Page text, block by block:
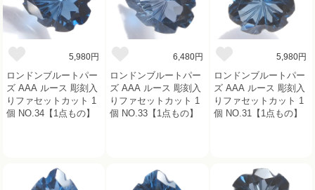
5,980円
ロンドンブルートパー
ズ AAA ルース 彫刻入
りファセットカット 1
個 NO.34【1点もの】
6,480円
ロンドンブルートパー
ズ AAA ルース 彫刻入
りファセットカット 1
個 NO.33【1点もの】
5,980円
ロンドンブルートパー
ズ AAA ルース 彫刻入
りファセットカット 1
個 NO.31【1点もの】